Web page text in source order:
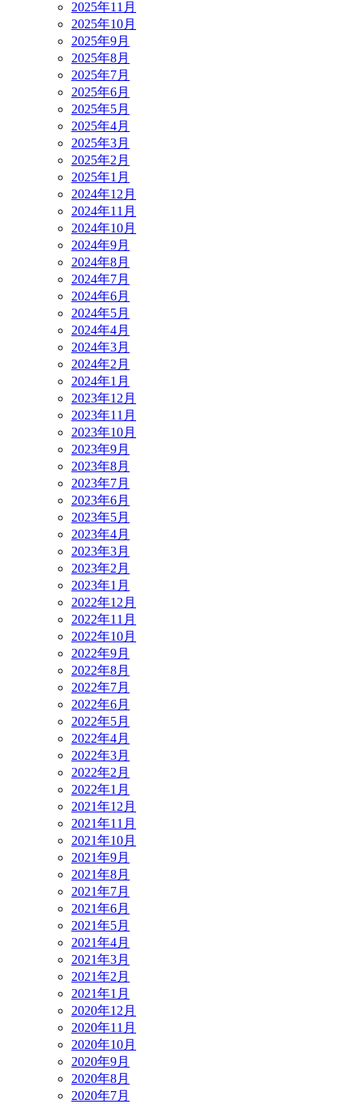
2025年11月
2025年10月
2025年9月
2025年8月
2025年7月
2025年6月
2025年5月
2025年4月
2025年3月
2025年2月
2025年1月
2024年12月
2024年11月
2024年10月
2024年9月
2024年8月
2024年7月
2024年6月
2024年5月
2024年4月
2024年3月
2024年2月
2024年1月
2023年12月
2023年11月
2023年10月
2023年9月
2023年8月
2023年7月
2023年6月
2023年5月
2023年4月
2023年3月
2023年2月
2023年1月
2022年12月
2022年11月
2022年10月
2022年9月
2022年8月
2022年7月
2022年6月
2022年5月
2022年4月
2022年3月
2022年2月
2022年1月
2021年12月
2021年11月
2021年10月
2021年9月
2021年8月
2021年7月
2021年6月
2021年5月
2021年4月
2021年3月
2021年2月
2021年1月
2020年12月
2020年11月
2020年10月
2020年9月
2020年8月
2020年7月